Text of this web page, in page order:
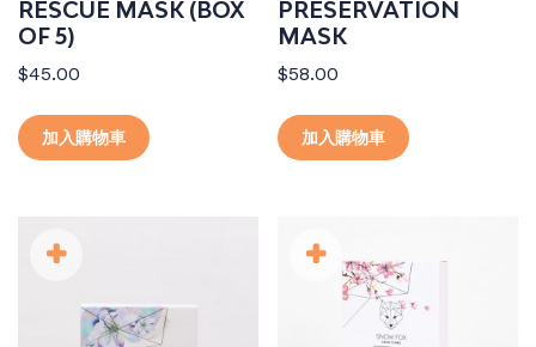
RESCUE MASK (BOX
OF 5)
$45.00
加入購物車
PRESERVATION
MASK
$58.00
加入購物車